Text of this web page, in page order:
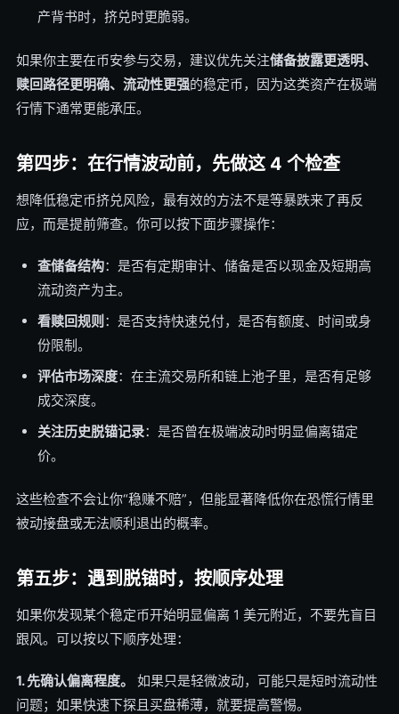
产背书时，挤兑时更脆弱。
如果你主要在币安参与交易，建议优先关注储备披露更透明、
赎回路径更明确、流动性更强的稳定币，因为这类资产在极端
行情下通常更能承压。
第四步：在行情波动前，先做这 4 个检查
想降低稳定币挤兑风险，最有效的方法不是等暴跌来了再反
应，而是提前筛查。你可以按下面步骤操作：
查储备结构：是否有定期审计、储备是否以现金及短期高
流动资产为主。
看赎回规则 ：是否支持快速兑付，是否有额度、时间或身
份限制。
评估市场深度：在主流交易所和链上池子里，是否有足够
成交深度。
关注历史脱锚记录：是否曾在极端波动时明显偏离锚定
价。
这些检查不会让你“稳赚不赔”，但能显著降低你在恐慌行情里
被动接盘或无法顺利退出的概率。
第五步：遇到脱锚时，按顺序处理
如果你发现某个稳定币开始明显偏离 1 美元附近，不要先盲目
跟风。可以按以下顺序处理：
1. 先确认偏离程度。
如果只是轻微波动，可能只是短时流动性
问题；如果快速下探且买盘稀薄，就要提高警惕。